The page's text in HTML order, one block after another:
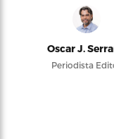
Oscar J.
Periodista